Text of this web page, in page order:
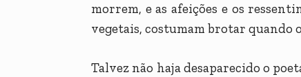
morrem, e as afeições e os
vegetais, costumam brotar quando
Talvez não haja desaparecido o